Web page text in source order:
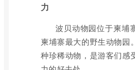
力
波贝动物园位于柬埔
柬埔寨最大的野生动物园
种珍稀动物，是游客们感